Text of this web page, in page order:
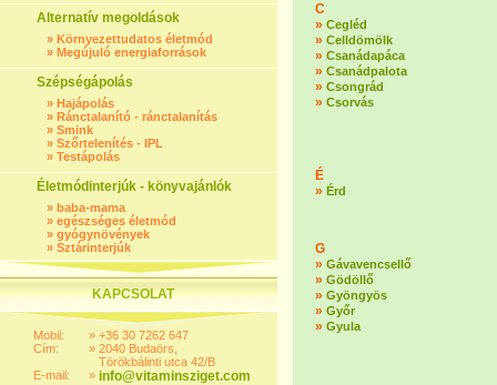
Alternatív megoldások
» Környezettudatos életmód
» Megújuló energiaforrások
Szépségápolás
» Hajápolás
» Ránctalanító - ránctalanítás
» Smink
» Szőrtelenítés - IPL
» Testápolás
Életmódinterjúk - könyvajánlók
» baba-mama
» egészséges életmód
» gyógynövények
» Sztárinterjúk
KAPCSOLAT
Mobil:
Cím:
E-mail:
»
»
»
+36 30 7262 647
2040 Budaörs,
Törökbálinti utca 42/B
info@vitaminsziget.com
C
» Cegléd
» Celldömölk
» Csanádapáca
» Csanádpalota
» Csongrád
» Csorvás
É
» Érd
G
» Gávavencsellő
» Gödöllő
» Gyöngyös
» Győr
» Gyula